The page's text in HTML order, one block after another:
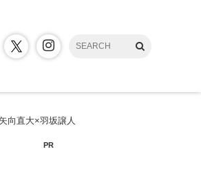
向直大×羽坂譲人
PR